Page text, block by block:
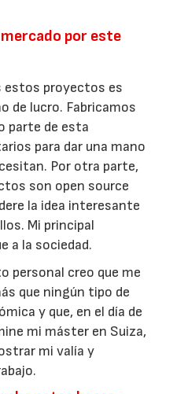
por este
estos proyectos es
de lucro. Fabricamos
parte de esta
para dar una mano
Por otra parte,
son open source
la idea interesante
Mi principal
a la sociedad.
personal creo que me
que ningún tipo de
y que, en el día de
mi máster en Suiza,
mi valía y